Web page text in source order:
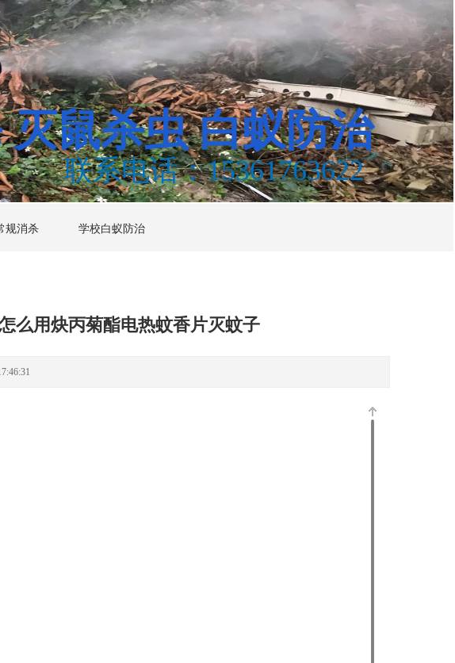
灭鼠杀虫白蚁防治
联系电话：15361763622
规消杀 学校白蚁防治
么用炔丙菊酯电热蚊香片灭蚊子